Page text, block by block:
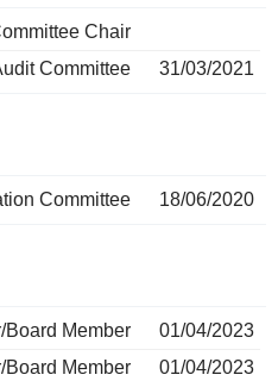
Chair
Committee
31/03/2021
Committee 18/06/2020
Board Member
01/04/2023
Board Member
01/04/2023